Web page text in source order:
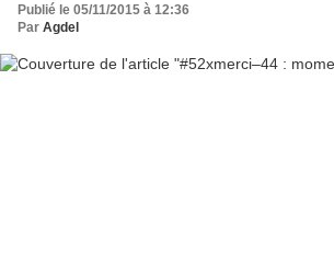
Publié le 05/11/2015 à 12:36
Par Agdel